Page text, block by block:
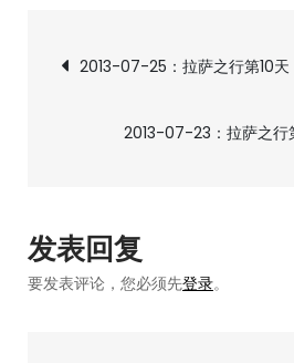
拉
9
天！-
懂
文
航
2013-07-25：拉萨之行第10
2013-07-23：拉萨之
发表回复
要发表评论，您必须先登录。